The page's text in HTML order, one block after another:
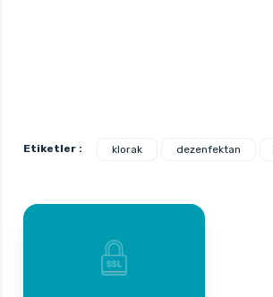
Etiketler : klorak dezenfektan